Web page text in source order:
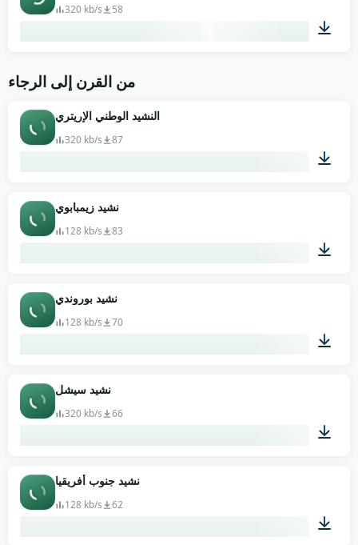
320 kb/s 58
من القرن إلى الرجاء
النشيد الوطني الإريتري
320 kb/s 87
نشيد زيمبابوي
128 kb/s 83
نشيد بوروندي
128 kb/s 70
نشيد سيشل
320 kb/s 66
نشيد جنوب أفريقيا
128 kb/s 62